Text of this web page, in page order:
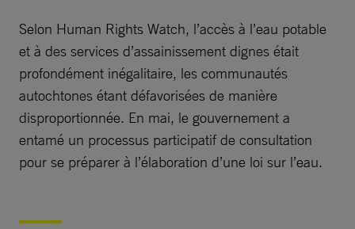
Selon Human Rights Watch, l’accès à l’eau potable
et à des services d’assainissement dignes était
profondément inégalitaire, les communautés
autochtones étant défavorisées de manière
disproportionnée. En mai, le gouvernement a
entamé un processus participatif de consultation
pour se préparer à l’élaboration d’une loi sur l’eau.